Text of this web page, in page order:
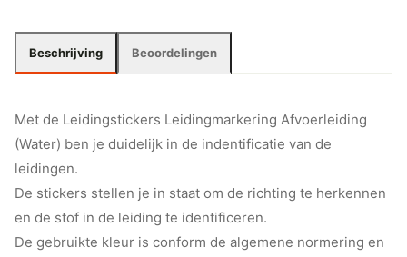
Beschrijving Beoordelingen
Met de Leidingstickers Leidingmarkering Afvoerleiding
(Water) ben je duidelijk in de indentificatie van de
leidingen.
De stickers stellen je in staat om de richting te herkennen
en de stof in de leiding te identificeren.
De gebruikte kleur is conform de algemene normering en